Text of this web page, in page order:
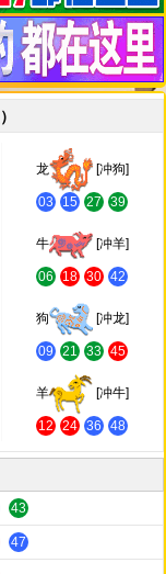
龙 [冲狗]
03 15 27 39
牛 [冲羊]
06 18 30 42
狗 [冲龙]
09 21 33 45
羊 [冲牛]
12 24 36 48
43
47